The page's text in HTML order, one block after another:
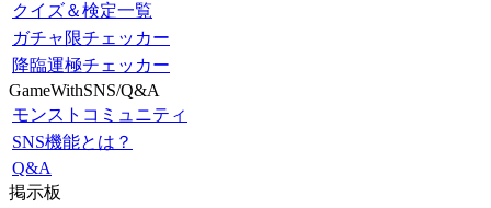
クイズ＆検定一覧
ガチャ限チェッカー
降臨運極チェッカー
GameWithSNS/Q&A
モンストコミュニティ
SNS機能とは？
Q&A
掲示板